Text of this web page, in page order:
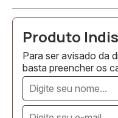
Para ser avisado da
basta preencher os